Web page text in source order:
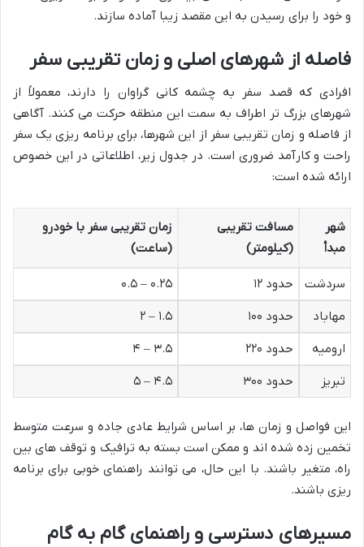
و خود را برای رسیدن به این مقصد زیبا آماده سازند.
فاصله از شهرهای اصلی و زمان تقریبی سفر
افرادی که قصد سفر به چشمه کانی گراوان را دارند، معمولاً از
شهرهای بزرگ تر اطراف به سمت این منطقه حرکت می کنند. آگاهی
از فاصله و زمان تقریبی سفر از این شهرها، برای برنامه ریزی یک سفر
راحت و کارآمد ضروری است. در جدول زیر، اطلاعاتی در این خصوص
ارائه شده است:
شهر
مبدأ
مسافت تقریبی
(کیلومتر)
زمان تقریبی سفر با خودرو
(ساعت)
سردشت حدود ۱۲
۰.۲۵ – ۰.۵
مهاباد
حدود ۱۰۰
۱.۵ – ۲
ارومیه
حدود ۲۲۰
۳.۵ – ۴
تبریز
حدود ۳۰۰ ۴.۵ – ۵
این فواصل و زمان ها، بر اساس شرایط عادی جاده و سرعت متوسط
تخمین زده شده اند و ممکن است بسته به ترافیک و توقف های بین
راه، متغیر باشند. با این حال، می توانند راهنمای خوبی برای برنامه
ریزی باشند.
مسیرهای دسترسی و راهنمای گام به گام